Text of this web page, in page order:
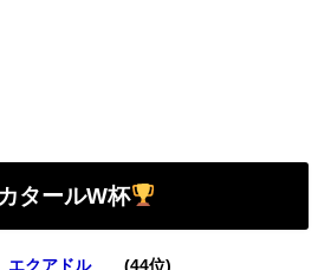
タールW杯
エクアドル(44位)